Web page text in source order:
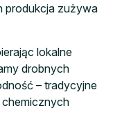
produkcja zużywa
lokalne
drobnych
– tradycyjne